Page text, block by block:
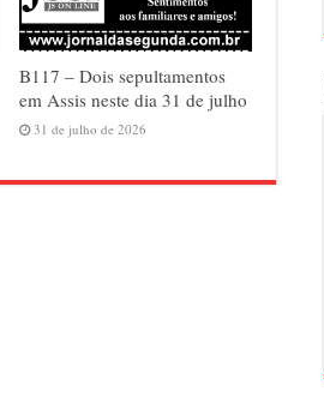
B117 – Dois sepultamentos
em Assis neste dia 31 de julho
31 de julho de 2026